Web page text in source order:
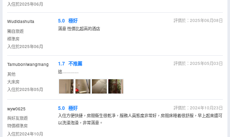
入住於2025年06月
Wudidashuita
獨自旅遊
標準房
入住於2025年06月
5.0 極好
評價於：2025年06月08日
滿意 性價比超高的酒店
Tamuboniwangmang
其他
大床房
入住於2025年05月
1.7 不推薦
評價於：2025年05月03日
這…………
wyw0625
與好友旅遊
特價標準房
入住於2024年10月
5.0 極好
評價於：2024年10月23日
入住方便快捷，房間衞生很乾凈，服務人員態度非常好，房間床睡着很舒服，早上起來還可
以洗澡泡澡，非常滿意。